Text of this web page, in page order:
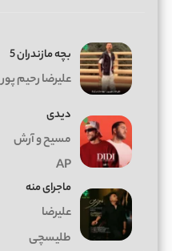
بچه مازندران 5
علیرضا رحیم پور
دیدی
مسیح و آرش
AP
ماجرای منه
علیرضا
طلیسچی